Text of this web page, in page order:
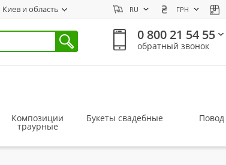
Киев и область RU ГРН
0 800 21 54 55
обратный звонок
Композиции
траурные
Букеты свадебные Повод